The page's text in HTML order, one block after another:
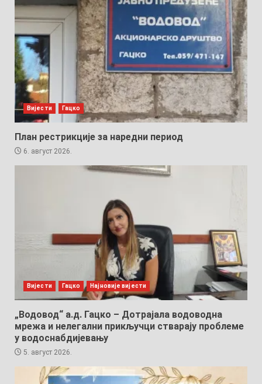
Вијести Гацко
План рестрикције за наредни период
6. август 2026.
Вијести Гацко Најновије вијести
„Водовод“ а.д. Гацко – Дотрајала водоводна
мрежа и нелегални прикључци стварају проблеме
у водоснабдијевању
5. август 2026.